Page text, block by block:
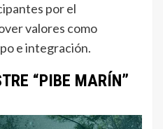
por el
valores como
e integración.
“PIBE MARÍN”